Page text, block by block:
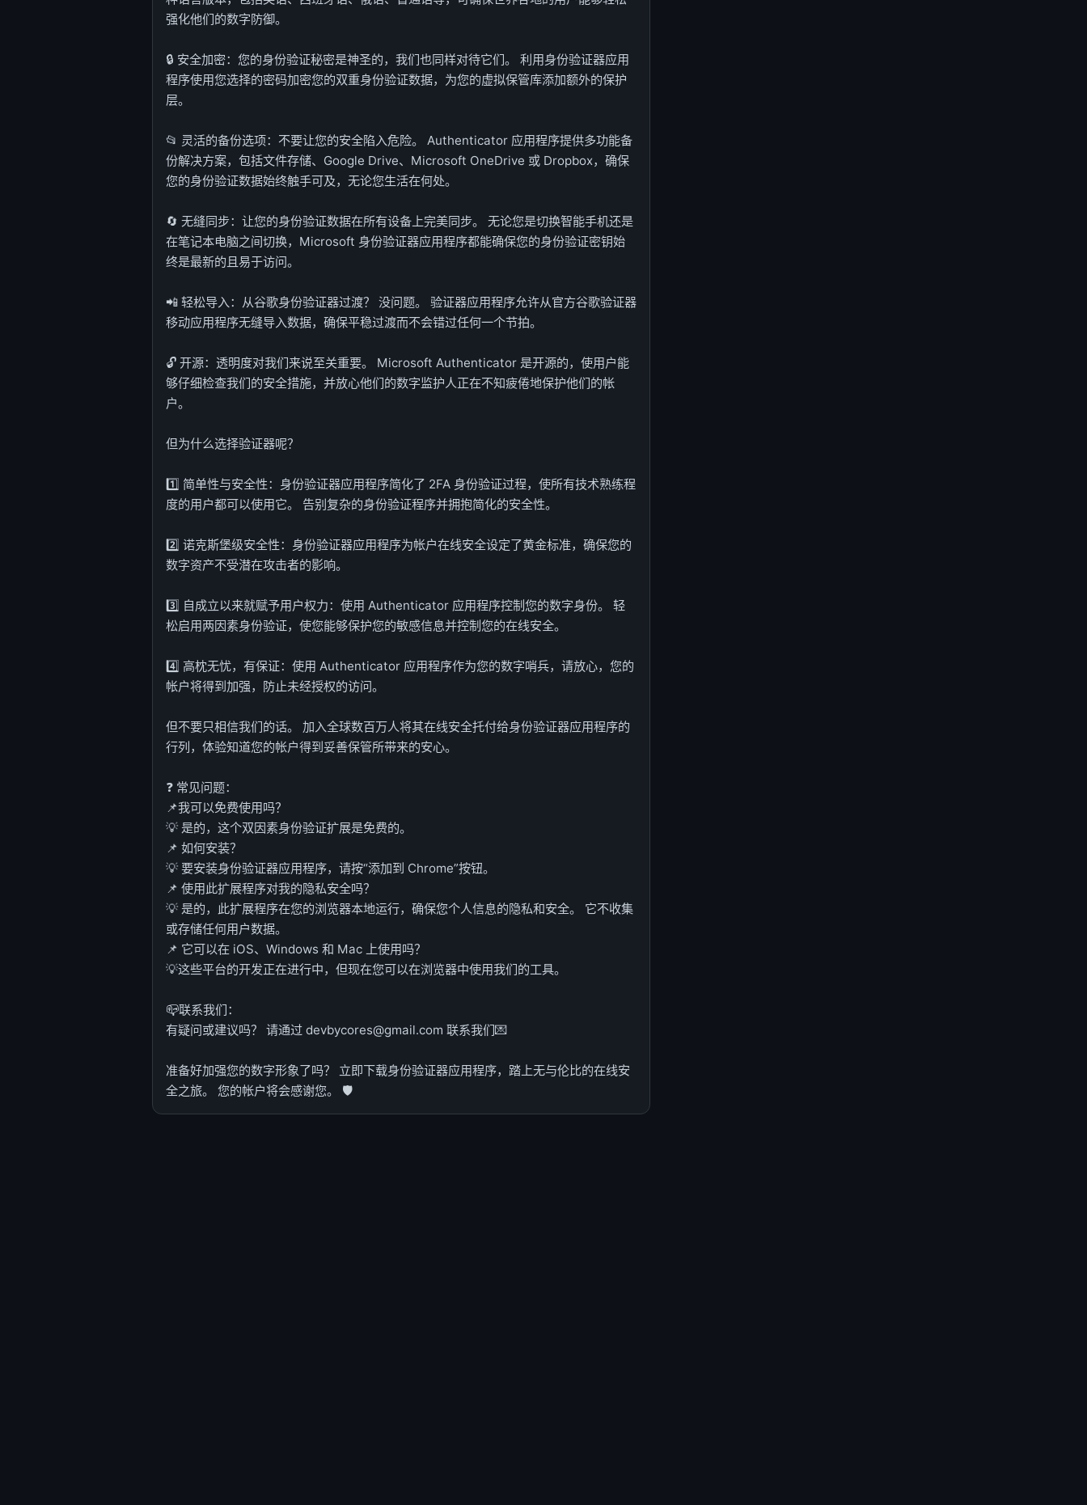
强化他们的数字防御。
🔒 安全加密：您的身份验证秘密是神圣的，我们也同样对待它们。 利用身份验证器应用
程序使用您选择的密码加密您的双重身份验证数据，为您的虚拟保管库添加额外的保护
层。
📂 灵活的备份选项：不要让您的安全陷入危险。 Authenticator 应用程序提供多功能备
份解决方案，包括文件存储、Google Drive、Microsoft OneDrive 或 Dropbox，确保
您的身份验证数据始终触手可及，无论您生活在何处。
🔄 无缝同步：让您的身份验证数据在所有设备上完美同步。 无论您是切换智能手机还是
在笔记本电脑之间切换，Microsoft 身份验证器应用程序都能确保您的身份验证密钥始
终是最新的且易于访问。
📲 轻松导入：从谷歌身份验证器过渡？ 没问题。 验证器应用程序允许从官方谷歌验证器
移动应用程序无缝导入数据，确保平稳过渡而不会错过任何一个节拍。
🔓 开源：透明度对我们来说至关重要。 Microsoft Authenticator 是开源的，使用户能
够仔细检查我们的安全措施，并放心他们的数字监护人正在不知疲倦地保护他们的帐
户。
但为什么选择验证器呢？
1️⃣ 简单性与安全性：身份验证器应用程序简化了 2FA 身份验证过程，使所有技术熟练程
度的用户都可以使用它。 告别复杂的身份验证程序并拥抱简化的安全性。
2️⃣ 诺克斯堡级安全性：身份验证器应用程序为帐户在线安全设定了黄金标准，确保您的
数字资产不受潜在攻击者的影响。
3️⃣ 自成立以来就赋予用户权力：使用 Authenticator 应用程序控制您的数字身份。 轻
松启用两因素身份验证，使您能够保护您的敏感信息并控制您的在线安全。
4️⃣ 高枕无忧，有保证：使用 Authenticator 应用程序作为您的数字哨兵，请放心，您的
帐户将得到加强，防止未经授权的访问。
但不要只相信我们的话。 加入全球数百万人将其在线安全托付给身份验证器应用程序的
行列，体验知道您的帐户得到妥善保管所带来的安心。
❓ 常见问题：
📌我可以免费使用吗？
💡 是的，这个双因素身份验证扩展是免费的。
📌 如何安装？
💡 要安装身份验证器应用程序，请按“添加到 Chrome”按钮。
📌 使用此扩展程序对我的隐私安全吗？
💡 是的，此扩展程序在您的浏览器本地运行，确保您个人信息的隐私和安全。 它不收集
或存储任何用户数据。
📌 它可以在 iOS、Windows 和 Mac 上使用吗？
💡这些平台的开发正在进行中，但现在您可以在浏览器中使用我们的工具。
📪联系我们：
有疑问或建议吗？ 请通过 devbycores@gmail.com 联系我们💌
准备好加强您的数字形象了吗？ 立即下载身份验证器应用程序，踏上无与伦比的在线安
全之旅。 您的帐户将会感谢您。 🛡️